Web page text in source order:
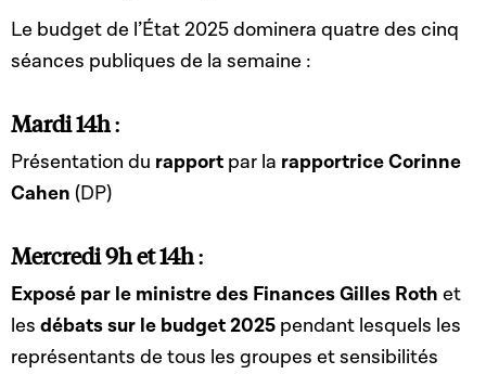
Le budget de l’État 2025 dominera quatre des cinq
séances publiques de la semaine :
Mardi 14h:
Présentation du rapport par la rapportrice Corinne
Cahen (DP)
Mercredi 9h et 14h:
Exposé par le ministre des Finances Gilles Roth et
les débats sur le budget 2025 pendant lesquels les
représentants de tous les groupes et sensibilités